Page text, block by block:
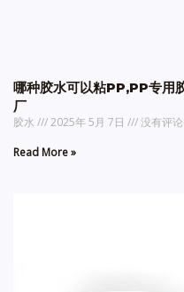
哪种胶水可以粘PP,PP专用
厂
胶水 2025年 5月 7日
没有评论
Read More »